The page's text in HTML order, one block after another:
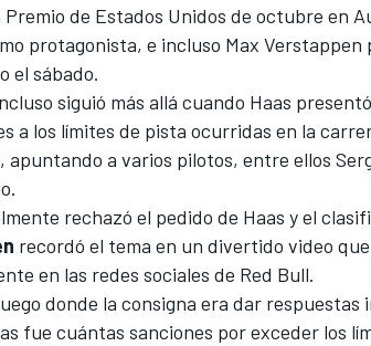
Premio de Estados Unidos de octubre en
protagonista, e incluso Max Verstappen
el sábado.
siguió más allá cuando Haas
a los límites de pista ocurridas en la
apuntando a varios pilotos, entre ellos
rechazó el pedido de Haas y el
recordó el tema en un divertido video
en las redes sociales de Red Bull.
donde la consigna era dar
fue cuántas sanciones por exceder los